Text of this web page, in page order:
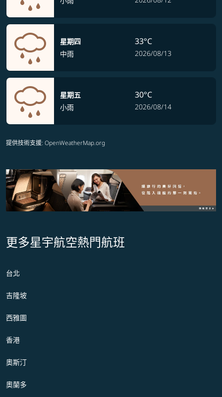
星期四
中雨
33°C
2026/08/13
星期五
小雨
30°C
2026/08/14
提供技術支援: OpenWeatherMap.org
更多星宇航空熱門航班
台北
吉隆坡
西雅圖
香港
奧斯汀
奧蘭多